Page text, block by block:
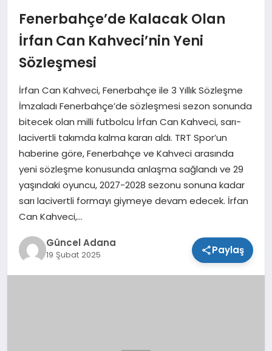
MAGAZIN
SAĞLIK
SPOR
TEKNOLOJI
Fenerbahçe’de Kalacak Olan
İrfan Can Kahveci’nin Yeni
Sözleşmesi
İrfan Can Kahveci, Fenerbahçe ile 3 Yıllık Sözleşme
İmzaladı Fenerbahçe’de sözleşmesi sezon sonunda
bitecek olan milli futbolcu İrfan Can Kahveci, sarı-
lacivertli takımda kalma kararı aldı. TRT Spor’un
haberine göre, Fenerbahçe ve Kahveci arasında
yeni sözleşme konusunda anlaşma sağlandı ve 29
yaşındaki oyuncu, 2027-2028 sezonu sonuna kadar
sarı lacivertli formayı giymeye devam edecek. İrfan
Can Kahveci,…
Güncel Adana
19 Şubat 2025 Paylaş